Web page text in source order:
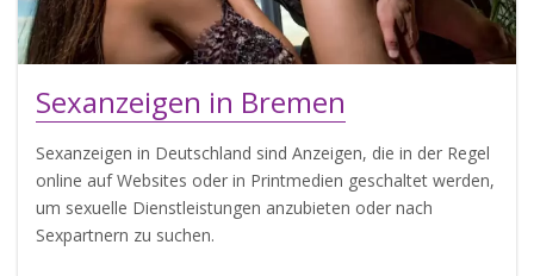
Sexanzeigen in Bremen
Sexanzeigen in Deutschland sind Anzeigen, die in der Regel
online auf Websites oder in Printmedien geschaltet werden,
um sexuelle Dienstleistungen anzubieten oder nach
Sexpartnern zu suchen.